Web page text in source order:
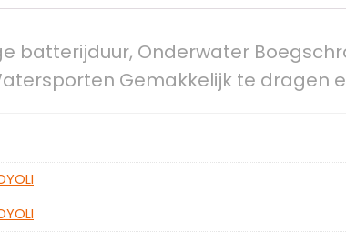
batterijduur, Onderwater
Gemakkelijk te dragen